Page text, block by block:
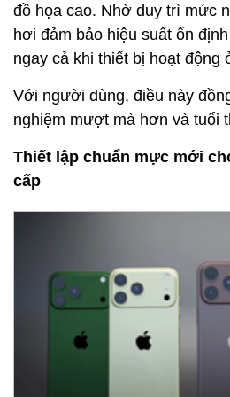
đồ họa cao. Nhờ duy trì mức
hơi đảm bảo hiệu suất ổn
ngay cả khi thiết bị hoạt
Với người dùng, điều này
nghiệm mượt mà hơn và tuổi
Thiết lập chuẩn mực mới
cấp